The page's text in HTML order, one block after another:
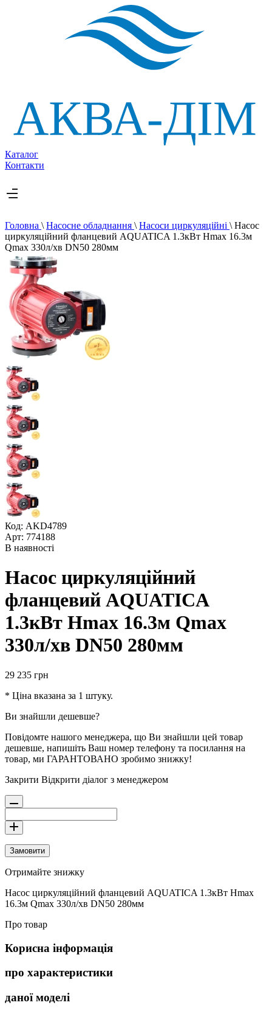
Каталог
Контакти
Головна \ Насосне обладнання \ Насоси циркуляційні \ Насос
циркуляційний фланцевий AQUATICA 1.3кВт Hmax 16.3м
Qmax 330л/хв DN50 280мм
Код: AKD4789
Арт: 774188
В наявності
Насос циркуляційний
фланцевий AQUATICA
1.3кВт Hmax 16.3м Qmax
330л/хв DN50 280мм
29 235 грн
* Ціна вказана за 1 штуку.
Ви знайшли дешевше?
Повідомте нашого менеджера, що Ви знайшли цей товар
дешевше, напишіть Ваш номер телефону та посилання на
товар, ми ГАРАНТОВАНО зробимо знижку!
Закрити Відкрити діалог з менеджером
Замовити
Отримайте знижку
Насос циркуляційний фланцевий AQUATICA 1.3кВт Hmax
16.3м Qmax 330л/хв DN50 280мм
Про товар
Корисна інформація
про характеристики
даної моделі